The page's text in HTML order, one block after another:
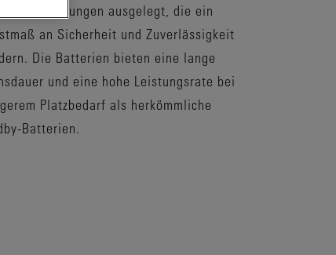
Anwendungen ausgelegt, die ein
an Sicherheit und Zuverlässigkeit
Die Batterien bieten eine lange
und eine hohe Leistungsrate bei
Platzbedarf als herkömmliche
Batterien.